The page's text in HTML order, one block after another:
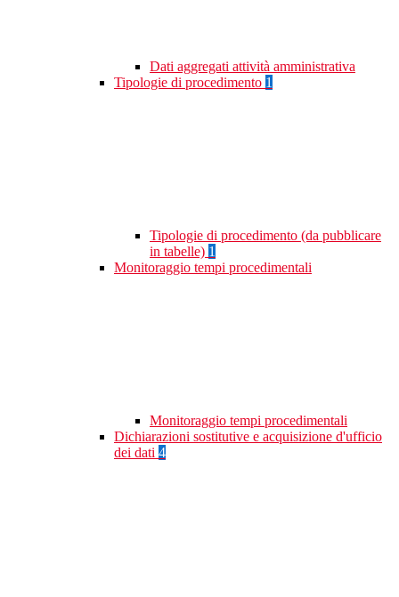
Dati aggregati attività amministrativa
Tipologie di procedimento 1
Tipologie di procedimento (da pubblicare
in tabelle) 1
Monitoraggio tempi procedimentali
Monitoraggio tempi procedimentali
Dichiarazioni sostitutive e acquisizione d'ufficio
dei dati 4